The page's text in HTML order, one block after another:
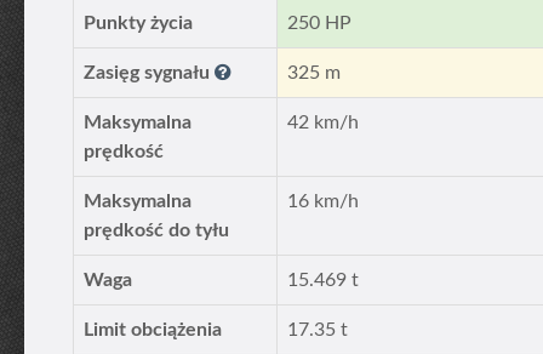
Punkty życia 250 HP
Zasięg sygnału 325 m
Maksymalna
prędkość
42 km/h
Maksymalna
prędkość do tyłu
16 km/h
Waga 15.469 t
Limit obciążenia 17.35 t